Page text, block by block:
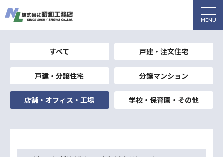
すべて 戸建・注文住宅
戸建・分譲住宅 分譲マンション
店舗・オフィス・工場 学校・保育園・その他